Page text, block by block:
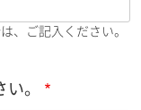
、ご記入ください。
。